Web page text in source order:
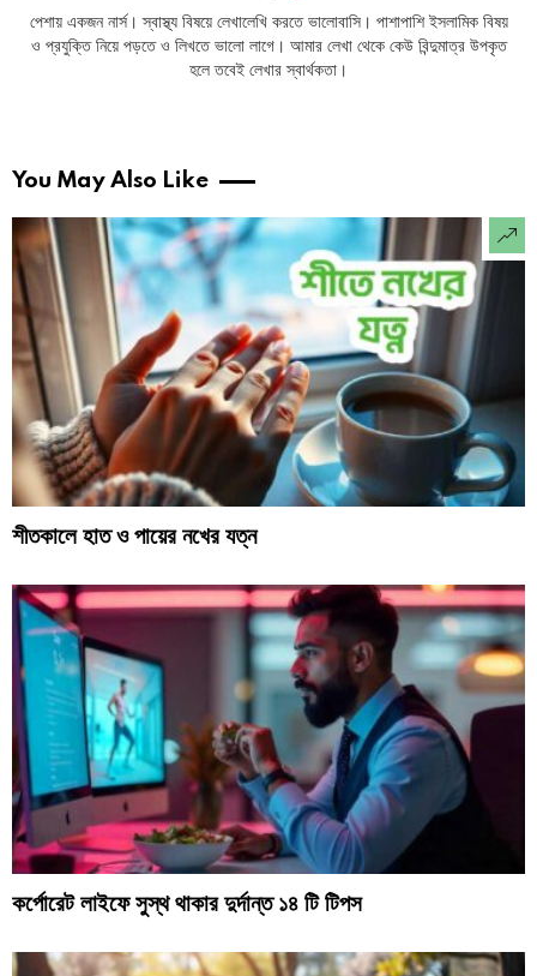
পেশায় একজন নার্স। স্বাস্থ্য বিষয়ে লেখালেখি করতে ভালোবাসি। পাশাপাশি ইসলামিক বিষয়
ও প্রযুক্তি নিয়ে পড়তে ও লিখতে ভালো লাগে। আমার লেখা থেকে কেউ বিন্দুমাত্র উপকৃত
হলে তবেই লেখার স্বার্থকতা।
You May Also Like
শীতকালে হাত ও পায়ের নখের যত্ন
কর্পোরেট লাইফে সুস্থ থাকার দুর্দান্ত ১৪ টি টিপস